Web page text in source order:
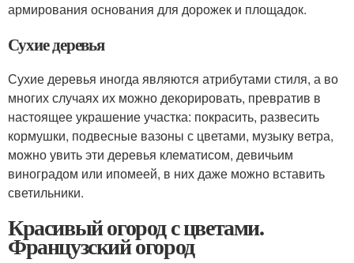
армирования основания для дорожек и площадок.
Сухие деревья
Сухие деревья иногда являются атрибутами стиля, а во
многих случаях их можно декорировать, превратив в
настоящее украшение участка: покрасить, развесить
кормушки, подвесные вазоны с цветами, музыку ветра,
можно увить эти деревья клематисом, девичьим
виноградом или ипомеей, в них даже можно вставить
светильники.
Красивый огород с цветами.
Французский огород